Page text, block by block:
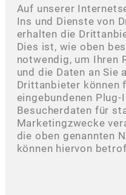
Auf unserer
Ins und Dienste von
erhalten die
Dies ist, wie oben
notwendig, um Ihren
und die Daten an Sie
Drittanbieter können
eingebundenen
Besucherdaten für
Marketingzwecke
die oben genannten
können hiervon